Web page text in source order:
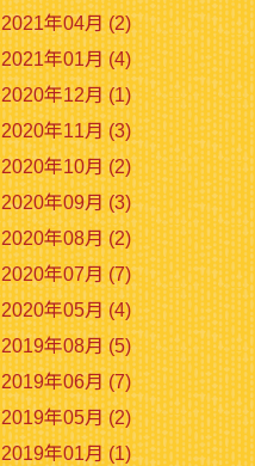
2021年04月 (2)
2021年01月 (4)
2020年12月 (1)
2020年11月 (3)
2020年10月 (2)
2020年09月 (3)
2020年08月 (2)
2020年07月 (7)
2020年05月 (4)
2019年08月 (5)
2019年06月 (7)
2019年05月 (2)
2019年01月 (1)